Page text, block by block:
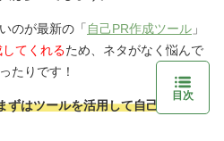
のが最新の「 自己PR作成ツール 」
てくれるため、ネタがなく悩んで
たりです！
はツールを活用して自己PRの土
目次